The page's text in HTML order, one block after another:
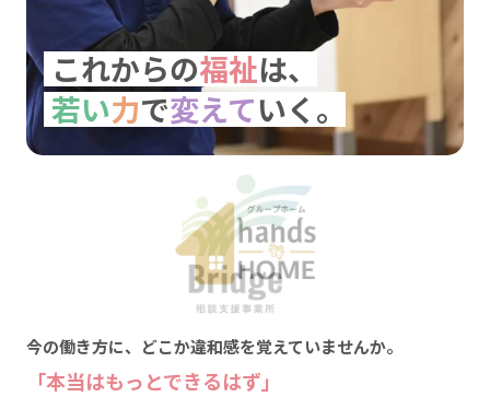
これからの福祉は、
若い力で変えていく。
今の働き方に、どこか違和感を覚えていませんか。
「本当はもっとできるはず」